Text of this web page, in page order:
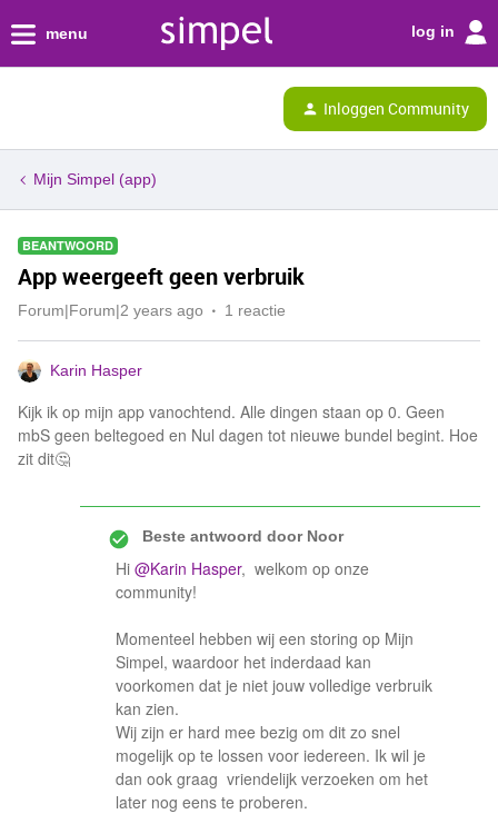
menu log in
Inloggen Community
Mijn Simpel (app)
BEANTWOORD
App weergeeft geen verbruik
Forum|Forum|2 years ago 1 reactie
Karin Hasper
Kijk ik op mijn app vanochtend. Alle dingen staan op 0. Geen
mbS geen beltegoed en Nul dagen tot nieuwe bundel begint. Hoe
zit dit🤔
Beste antwoord doorNoor
Hi @Karin Hasper, welkom op onze
community!
Momenteel hebben wij een storing op Mijn
Simpel, waardoor het inderdaad kan
voorkomen dat je niet jouw volledige verbruik
kan zien.
Wij zijn er hard mee bezig om dit zo snel
mogelijk op te lossen voor iedereen. Ik wil je
dan ook graag vriendelijk verzoeken om het
later nog eens te proberen.